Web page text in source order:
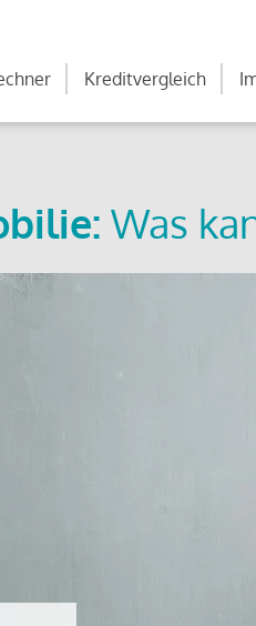
Kreditvergleich
Was